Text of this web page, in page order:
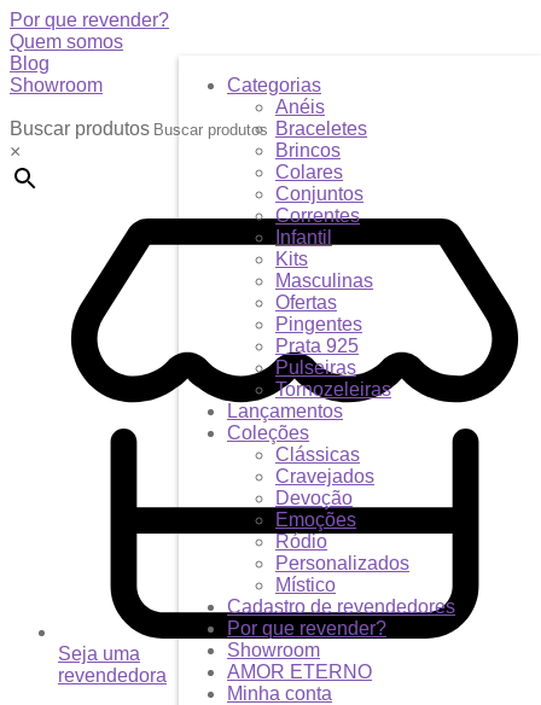
Por que revender?
Quem somos
Blog
Showroom
Buscar produtos
×
Seja uma
revendedora
Categorias
Anéis
Braceletes
Brincos
Colares
Conjuntos
Correntes
Infantil
Kits
Masculinas
Ofertas
Pingentes
Prata 925
Pulseiras
Tornozeleiras
Lançamentos
Coleções
Clássicas
Cravejados
Devoção
Emoções
Ródio
Personalizados
Místico
Cadastro de revendedores
Por que revender?
Showroom
AMOR ETERNO
Minha conta
DESCONTO